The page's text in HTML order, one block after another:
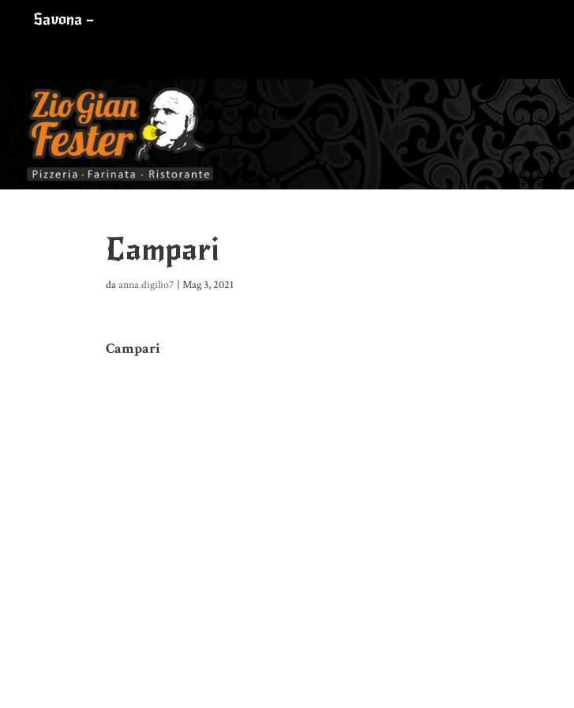
Savona –
Campari
daanna.digilio7 |Mag 3, 2021
Campari